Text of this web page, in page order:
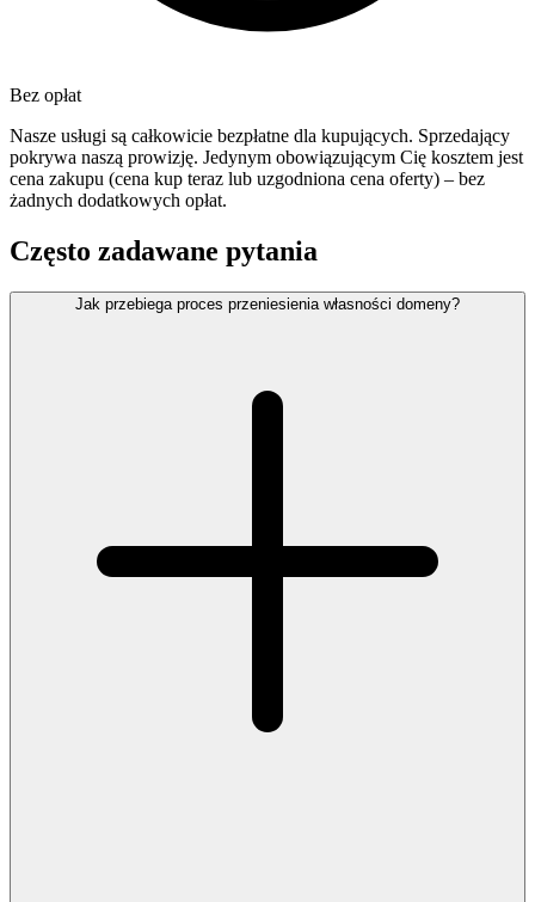
Bez opłat
Nasze usługi są całkowicie bezpłatne dla kupujących. Sprzedający
pokrywa naszą prowizję. Jedynym obowiązującym Cię kosztem jest
cena zakupu (cena kup teraz lub uzgodniona cena oferty) – bez
żadnych dodatkowych opłat.
Często zadawane pytania
Jak przebiega proces przeniesienia własności domeny?